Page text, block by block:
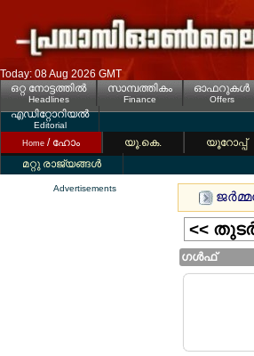
Today: 08 Aug 2026 GMT
ഒറ്റ നോട്ടത്തില്‍
Headlines
സാമ്പത്തികം
Finance
ഓഫറുകള്‍
Offers
എഡിറ്റോറിയല്‍
Editorial
Home / ഹോം യൂ.കെ. യൂറോപ്പ്
മറ്റു രാജ്യങ്ങള്‍
Advertisements
<<
ഗള്‍ഫ്